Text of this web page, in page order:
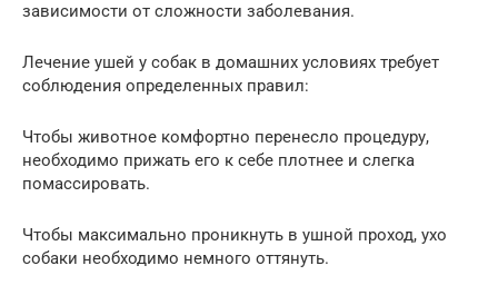
зависимости от сложности заболевания.
Лечение ушей у собак в домашних условиях требует
соблюдения определенных правил:
Чтобы животное комфортно перенесло процедуру,
необходимо прижать его к себе плотнее и слегка
помассировать.
Чтобы максимально проникнуть в ушной проход, ухо
собаки необходимо немного оттянуть.